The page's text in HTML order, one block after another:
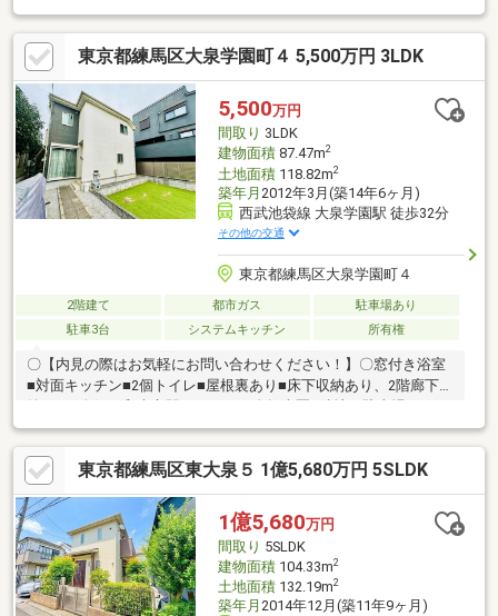
勤通学便利な立地♪▼キッチンは対面式のL字キッチンを採用、リ
ビングの壁紙を一部アクセントクロスに貼替え、室内のハウスク
リーニング済♪▼建物インスペクション実施2026年7月！＊住宅ロ
ーン無料相談受付中＊『転職したばかりの方』や『外国人の方』
でも、まずは一度ご相談お任せください。多数の提携銀行からご
提案させていただきます！英語、中国語対応可能。お気軽にお問
合せ下さい。
東京都練馬区大泉学園町４ 5,500万円 3LDK
5,500万円
間取り 3LDK
建物面積87.47m2
土地面積118.82m2
築年月 2012年3月(築14年6ヶ月)
西武池袋線 大泉学園駅 徒歩32分
その他の交通
東京都練馬区大泉学園町４
2階建て 都市ガス
駐車場あり
駐車3台
システムキッチン 所有権
〇【内見の際はお気軽にお問い合わせください！】〇窓付き浴室
■対面キッチン■2個トイレ■屋根裏あり■床下収納あり、2階廊下収
利用しており、更地のため採光・風通し良好♪■車も3台まで(車種
による)平置き可能♪□スーパー、コンビニ徒歩5分圏内□公園徒歩5
分圏内是非一度ご覧しませんか？！お気軽にお問い合わせくださ
い♪
東京都練馬区東大泉５ 1億5,680万円 5SLDK
1億5,680万円
間取り 5SLDK
建物面積104.33m2
土地面積132.19m2
築年月 2014年12月(築11年9ヶ月)